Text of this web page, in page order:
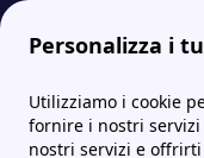
Personalizza i
Utilizziamo i cookie
fornire i nostri servizi
nostri servizi e
Energia-Luce.it